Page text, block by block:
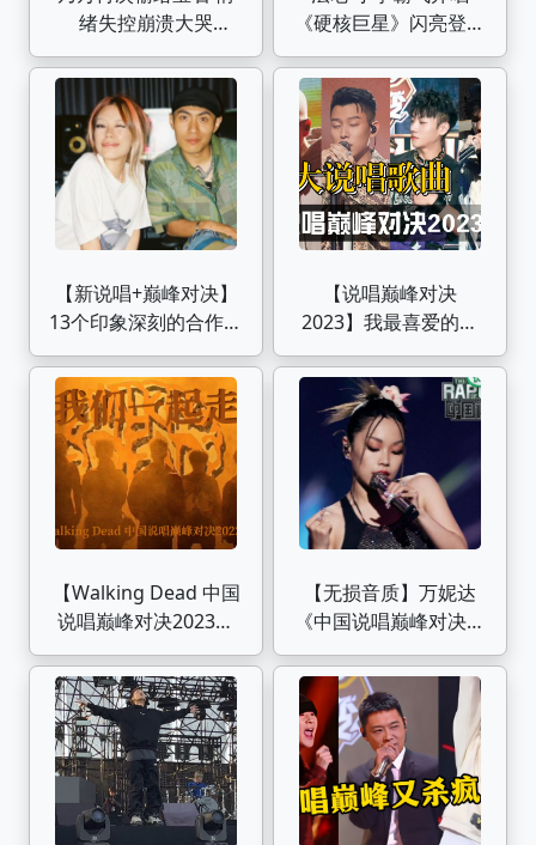
绪失控崩溃大哭
《Hate U》 中国说唱
巅峰对决
《硬核巨星》闪亮登场
中国说唱巅峰对决
2023
【新说唱+巅峰对决】
13个印象深刻的合作舞
台（个人向）
【说唱巅峰对决
2023】我最喜爱的的
十大说唱歌曲《诀爱
尽》&《我想》盛宇法
老成最大赢家
【Walking Dead 中国
说唱巅峰对决2023群
像】“当我们一起走过
这些伤痛的时候，包着
碎裂的心继续下一个
梦，也知道我们并不会
退缩”｜当我们一起走
过
【无损音质】万妮达
《中国说唱巅峰对决》
竞演曲目合集